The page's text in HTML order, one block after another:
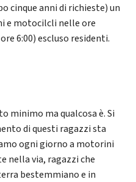
cinque anni di richieste) un
e motocilcli nelle ore
6:00) escluso residenti.
minimo ma qualcosa è. Si
di questi ragazzi sta
ogni giorno a motorini
nella via, ragazzi che
bestemmiano e in